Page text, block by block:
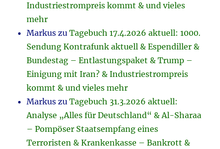
Industriestrompreis kommt & und vieles
mehr
Markus zuTagebuch 17.4.2026 aktuell: 1000.
Sendung Kontrafunk aktuell & Espendiller &
Bundestag – Entlastungspaket & Trump –
Einigung mit Iran? & Industriestrompreis
kommt & und vieles mehr
Markus zuTagebuch 31.3.2026 aktuell:
Analyse „Alles für Deutschland“ & Al-Sharaa
– Pompöser Staatsempfang eines
Terroristen & Krankenkasse – Bankrott &